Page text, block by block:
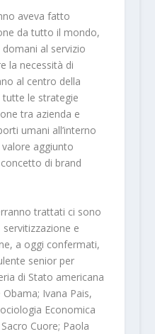
aveva fatto
da tutto il mondo,
al servizio
la necessità di
al centro della
tutte le strategie
tra azienda e
umani all’interno
valore aggiunto
di brand
trattati ci sono
e
a oggi confermati,
senior per
di Stato americana
Ivana Pais,
Economica
Cuore; Paola